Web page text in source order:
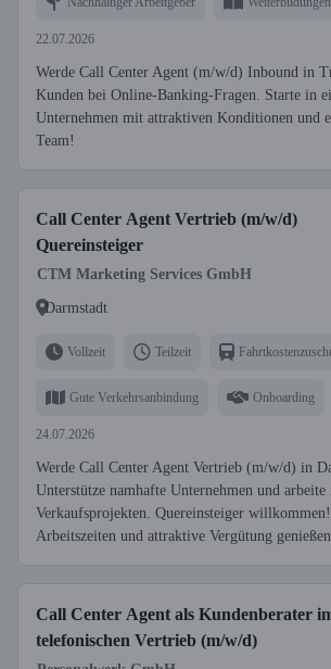
22.07.2026
Werde Call Center Agent (m/w/d) Inbound in
Kunden bei Online-Banking-Fragen. Starte in
Unternehmen mit attraktiven Konditionen und
Team!
Call Center Agent Vertrieb (m/w/d)
Quereinsteiger
CTM Marketing Services GmbH
Darmstadt
Vollzeit Teilzeit
Gute Verkehrsanbindung Onboarding
24.07.2026
Werde Call Center Agent Vertrieb (m/w/d) in
Unterstütze namhafte Unternehmen und arbeite
Verkaufsprojekten. Quereinsteiger
Arbeitszeiten und attraktive Vergütung
Call Center Agent als Kundenberater
telefonischen Vertrieb (m/w/d)